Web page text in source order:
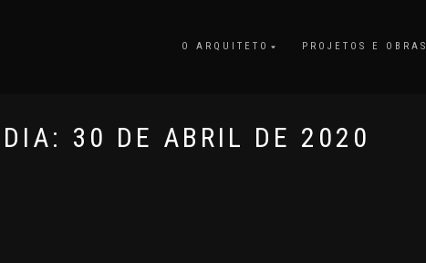
O ARQUITETO PROJETOS E OBRAS
DIA: 30 DE ABRIL DE 2020